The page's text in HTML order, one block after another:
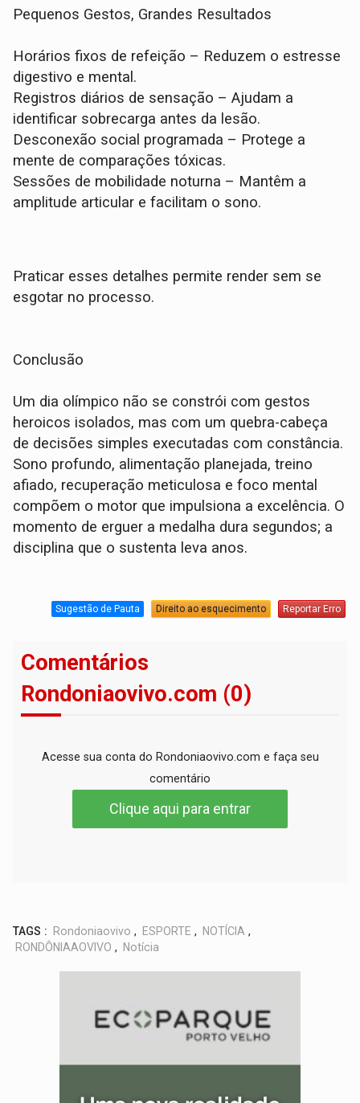
Pequenos Gestos, Grandes Resultados
Horários fixos de refeição – Reduzem o estresse
digestivo e mental.
Registros diários de sensação – Ajudam a
identificar sobrecarga antes da lesão.
Desconexão social programada – Protege a
mente de comparações tóxicas.
Sessões de mobilidade noturna – Mantêm a
amplitude articular e facilitam o sono.
Praticar esses detalhes permite render sem se
esgotar no processo.
Conclusão
Um dia olímpico não se constrói com gestos
heroicos isolados, mas com um quebra-cabeça
de decisões simples executadas com constância.
Sono profundo, alimentação planejada, treino
afiado, recuperação meticulosa e foco mental
compõem o motor que impulsiona a excelência. O
momento de erguer a medalha dura segundos; a
disciplina que o sustenta leva anos.
Sugestão de Pauta Direito ao esquecimento Reportar Erro
Comentários
Rondoniaovivo.com (0)
Acesse sua conta do Rondoniaovivo.com e faça seu
comentário
Clique aqui para entrar
TAGS : Rondoniaovivo , ESPORTE , NOTÍCIA ,
RONDÔNIAAOVIVO , Notícia